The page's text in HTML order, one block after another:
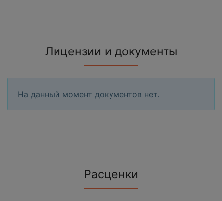
Лицензии и документы
На данный момент документов нет.
Расценки